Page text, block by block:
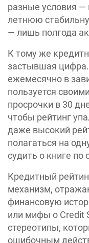
разные условия —
летнюю
— лишь полгода
К тому же
застывшая
ежемесячно в
пользуется
просрочки в 30
чтобы рейтинг
даже высокий
полагаться на
судить о книге по
Кредитный
механизм,
финансовую
или мифы о Credit
стереотипы,
ошибочным